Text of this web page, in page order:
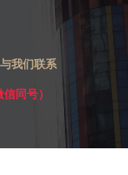
我们联系
同号）